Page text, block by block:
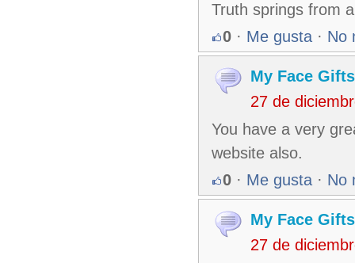
Truth springs from
0 · Me gusta · No
My Face Gifts
27 de
You have a very
website also.
0 · Me gusta · No
My Face
27 de